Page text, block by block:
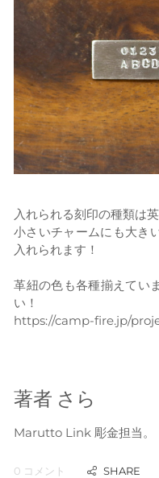
入れられる刻印の種類は英
小さいチャームにも大き
入れられます！
革紐の色も各種揃えてい
い！
https://camp-fire.jp/
著者 さら
Marutto Link 彫金担当。
0 コメント